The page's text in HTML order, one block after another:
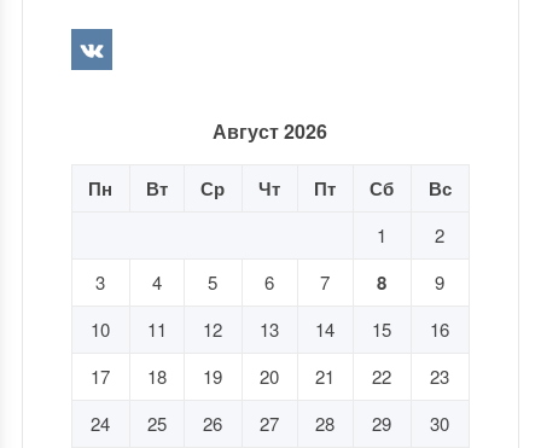
Август 2026
Пн Вт Ср Чт Пт Сб Вс
1
2
3
4 5 6 7 8
9
10
11 12 13 14 15
16
17
18 19 20 21 22
23
24
25 26 27 28 29
30